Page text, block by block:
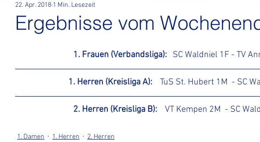
Ergebnisse vom
22. Apr. 2018 1 Min. Lesezeit
1. Frauen (Verbandsliga): SC Waldniel 1F - TV
1. Herren (Kreisliga A): TuS St. Hubert 1M  - SC
2. Herren (Kreisliga B): VT Kempen 2M  - SC
1. Damen 1. Herren 2. Herren